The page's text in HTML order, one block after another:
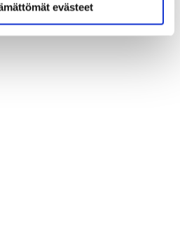
evästeet